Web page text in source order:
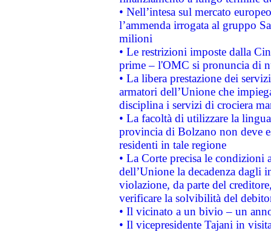
• Nell’intesa sul mercato
l’ammenda irrogata al gruppo
milioni
• Le restrizioni imposte dalla
prime – l'OMC si pronuncia di
• La libera prestazione dei
armatori dell’Unione che
disciplina i servizi di crociera
• La facoltà di utilizzare la
provincia di Bolzano non deve
residenti in tale regione
• La Corte precisa le
dell’Unione la decadenza dagli
violazione, da parte del
verificare la solvibilità del
• Il vicinato a un bivio – un
• Il vicepresidente Tajani in